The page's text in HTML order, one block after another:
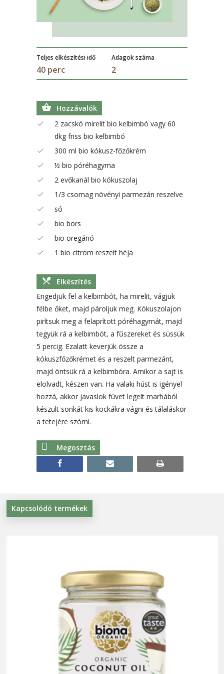
Teljes elkészítési idő
40 perc
Adagok száma
2
Hozzávalók
2 zacskó mirelit bio kelbimbó vagy 60
dkg friss bio kelbimbó
300 ml bio kókusz-főzőkrém
½ bio póréhagyma
2 evőkanál bio kókuszolaj
1/3 csomag növényi parmezán reszelve
só
bio bors
bio oregánó
1 bio citrom reszelt héja
Elkészítés
Engedjük fel a kelbimbót, ha mirelit, vágjuk
félbe őket, majd pároljuk meg. Kókuszolajon
pirítsuk meg a felaprított póréhagymát, majd
tegyük rá a kelbimbót, a fűszereket és süssük
5 percig. Ezalatt keverjük össze a
kókuszfőzőkrémet és a reszelt parmezánt,
majd öntsük rá a kelbimbóra. Amikor a sajt is
elolvadt, készen van. Ha valaki húst is igényel
hozzá, akkor javaslok füvet legelt marhából
készült sonkát kis kockákra vágni és tálaláskor
a tetejére szórni.
Megosztás
facebook email print
Kapcsolódó termékek